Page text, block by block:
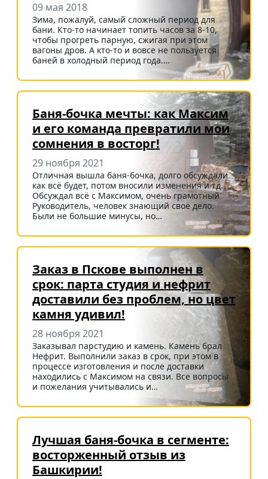
09 мая 2018
Зима, пожалуй, самый сложный период для
бани. Кто-то начинает топить часов за 8-10,
чтобы прогреть парную, сжигая при этом
вагоны дров. А кто-то и вовсе не пользуется
баней в холодный период года.…
Баня-бочка мечты: как Максим
и его команда превратили мои
сомнения в восторг!
29 ноября 2021
Отличная вышла баня-бочка, долго обсуждали
как всё будет, потом вносили изменения и тд.
Обсуждал всё с Максимом, очень грамотный
Руководитель, человек знающий своё дело.
Были не большие минусы, но…
Заказ в Пскове выполнен в
срок: парта студия и нефрит
доставили без проблем, но цвет
камня удивил!
28 ноября 2021
Заказывал парстудию и камень. Камень брал
Нефрит. Выполнили заказ в срок, при этом в
процессе изготовления и после доставки
находились с Максимом на связи. Все вопросы
и пожелания учитывались и…
Лучшая баня-бочка в сегменте:
восторженный отзыв из
Башкирии!